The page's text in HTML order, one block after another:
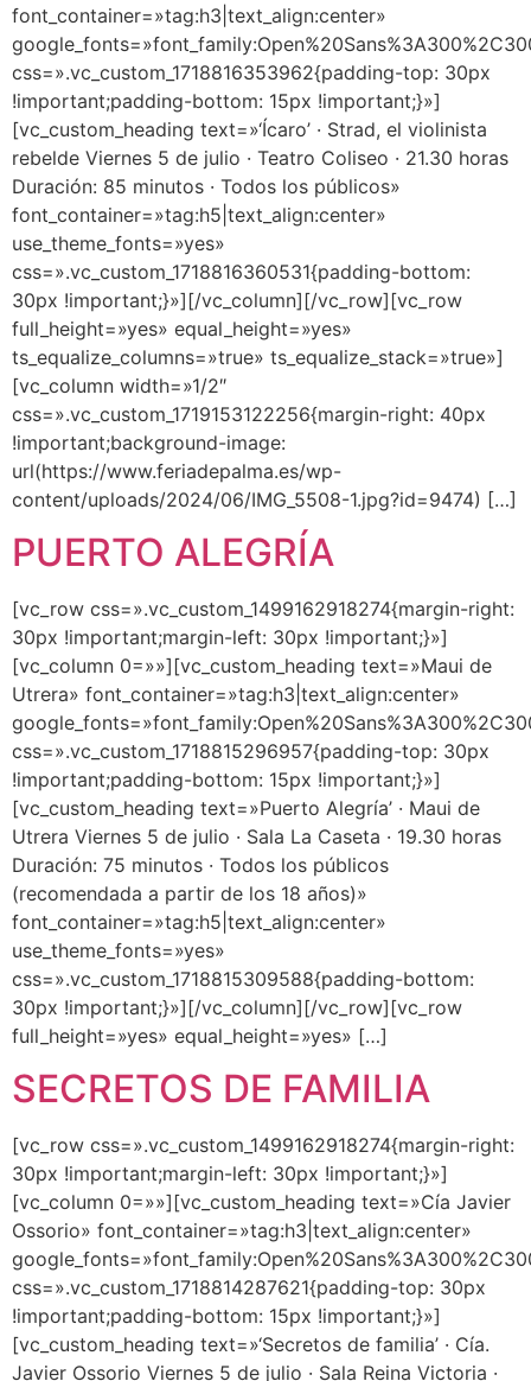
font_container=»tag:h3|text_align:center»
css=».vc_custom_1718816353962{padding-top: 30px
!important;padding-bottom: 15px !important;}»]
[vc_custom_heading text=»‘Ícaro’ · Strad, el violinista
rebelde Viernes 5 de julio · Teatro Coliseo · 21.30 horas
Duración: 85 minutos · Todos los públicos»
font_container=»tag:h5|text_align:center»
use_theme_fonts=»yes»
css=».vc_custom_1718816360531{padding-bottom:
30px !important;}»][/vc_column][/vc_row][vc_row
full_height=»yes» equal_height=»yes»
ts_equalize_columns=»true» ts_equalize_stack=»true»]
[vc_column width=»1/2″
css=».vc_custom_1719153122256{margin-right: 40px
!important;background-image:
url(https://www.feriadepalma.es/wp-
content/uploads/2024/06/IMG_5508-1.jpg?id=9474) […]
PUERTO ALEGRÍA
[vc_row css=».vc_custom_1499162918274{margin-right:
30px !important;margin-left: 30px !important;}»]
[vc_column 0=»»][vc_custom_heading text=»Maui de
Utrera» font_container=»tag:h3|text_align:center»
css=».vc_custom_1718815296957{padding-top: 30px
!important;padding-bottom: 15px !important;}»]
[vc_custom_heading text=»Puerto Alegría’ · Maui de
Utrera Viernes 5 de julio · Sala La Caseta · 19.30 horas
Duración: 75 minutos · Todos los públicos
(recomendada a partir de los 18 años)»
font_container=»tag:h5|text_align:center»
use_theme_fonts=»yes»
css=».vc_custom_1718815309588{padding-bottom:
30px !important;}»][/vc_column][/vc_row][vc_row
full_height=»yes» equal_height=»yes» […]
SECRETOS DE FAMILIA
[vc_row css=».vc_custom_1499162918274{margin-right:
30px !important;margin-left: 30px !important;}»]
[vc_column 0=»»][vc_custom_heading text=»Cía Javier
Ossorio» font_container=»tag:h3|text_align:center»
css=».vc_custom_1718814287621{padding-top: 30px
!important;padding-bottom: 15px !important;}»]
[vc_custom_heading text=»‘Secretos de familia’ · Cía.
Javier Ossorio Viernes 5 de julio · Sala Reina Victoria ·